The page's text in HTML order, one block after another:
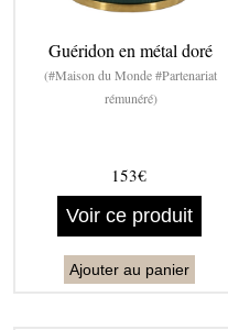
Guéridon en métal doré
(#Maison du Monde #Partenariat
rémunéré)
153€
Voir ce produit
Ajouter au panier